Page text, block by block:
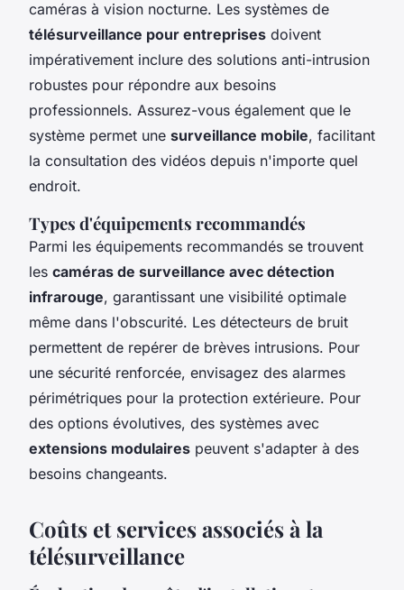
caméras à vision nocturne. Les systèmes de
télésurveillance pour entreprises doivent
impérativement inclure des solutions anti-intrusion
robustes pour répondre aux besoins
professionnels. Assurez-vous également que le
système permet une surveillance mobile, facilitant
la consultation des vidéos depuis n'importe quel
endroit.
Types d'équipements recommandés
Parmi les équipements recommandés se trouvent
les caméras de surveillance avec détection
infrarouge, garantissant une visibilité optimale
même dans l'obscurité. Les détecteurs de bruit
permettent de repérer de brèves intrusions. Pour
une sécurité renforcée, envisagez des alarmes
périmétriques pour la protection extérieure. Pour
des options évolutives, des systèmes avec
extensions modulaires peuvent s'adapter à des
besoins changeants.
Coûts et services associés à la
télésurveillance